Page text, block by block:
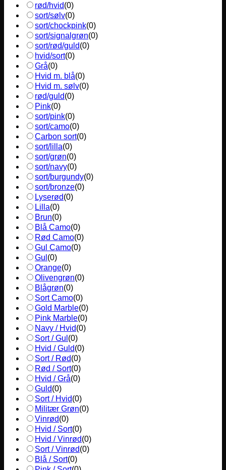
rød/hvid(0)
sort/sølv(0)
sort/chockpink(0)
sort/signalgrøn(0)
sort/rød/guld(0)
hvid/sort(0)
Grå(0)
Hvid m. blå(0)
Hvid m. sølv(0)
rød/guld(0)
Pink(0)
sort/pink(0)
sort/camo(0)
Carbon sort(0)
sort/lilla(0)
sort/grøn(0)
sort/navy(0)
sort/burgundy(0)
sort/bronze(0)
Lyserød(0)
Lilla(0)
Brun(0)
Blå Camo(0)
Rød Camo(0)
Gul Camo(0)
Gul (0)
Orange(0)
Olivengrøn(0)
Blågrøn(0)
Sort Camo(0)
Gold Marble(0)
Pink Marble(0)
Navy / Hvid(0)
Sort / Gul (0)
Hvid / Guld(0)
Sort / Rød(0)
Rød / Sort(0)
Hvid / Grå(0)
Guld(0)
Sort / Hvid(0)
Militær Grøn(0)
Vinrød(0)
Hvid / Sort(0)
Hvid / Vinrød(0)
Sort / Vinrød(0)
Blå / Sort(0)